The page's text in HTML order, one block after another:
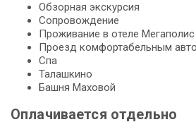
Обзорная экскурсия
Сопровождение
Проживание в отеле
Проезд комфортабельным
Спа
Талашкино
Башня Маховой
Оплачивается отдельно